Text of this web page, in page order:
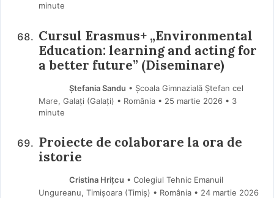
minute
Cursul Erasmus+ „Environmental
Education: learning and acting for
a better future” (Diseminare)
Ștefania Sandu • Școala Gimnazială Ștefan cel
Mare, Galați (Galaţi) • România
25 martie 2026 • 3
minute
Proiecte de colaborare la ora de
istorie
Cristina Hrițcu • Colegiul Tehnic Emanuil
Ungureanu, Timișoara (Timiş) • România
24 martie 2026